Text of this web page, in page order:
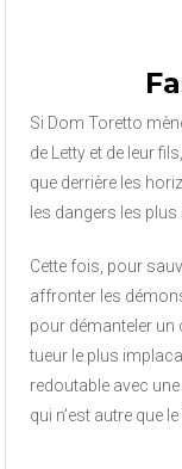
Si Dom Toretto
de Letty et de leur
que derrière les
les dangers les
Cette fois, pour
affronter les
pour démanteler un
tueur le plus
redoutable avec
qui n’est autre que